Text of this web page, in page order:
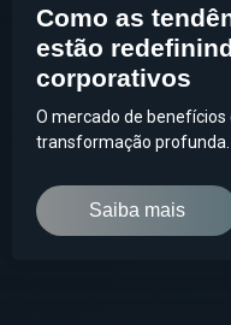
Como as
estão
corporativos
O mercado de
transformação profunda.
Saiba mais